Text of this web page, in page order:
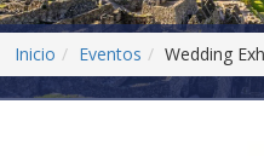
Inicio Eventos Wedding